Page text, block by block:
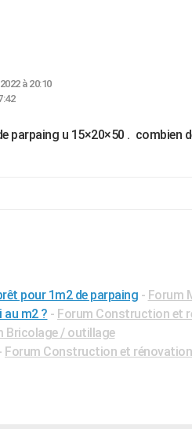
à 20:10
parpaing u 15×20×50 . combien
pour 1m2 de parpaing - Forum
au m2 ? - Forum Construction et
Bricolage / outillage
Forum Construction et rénovation